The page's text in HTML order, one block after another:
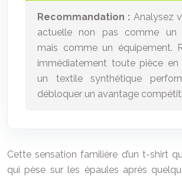
Recommandation : Analysez
actuelle non pas comme un
mais comme un équipement.
immédiatement toute pièce
un textile synthétique
débloquer un avantage
Cette sensation familière d’un t-shirt
qui pèse sur les épaules après